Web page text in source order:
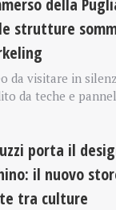
strutture
da visitare in
da teche e
porta il
il nuovo
tra culture